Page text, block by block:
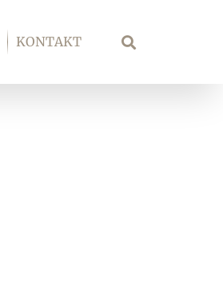
KONTAKT Suche